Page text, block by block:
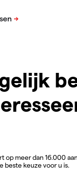
op meer dan 16.000
beste keuze voor u is.